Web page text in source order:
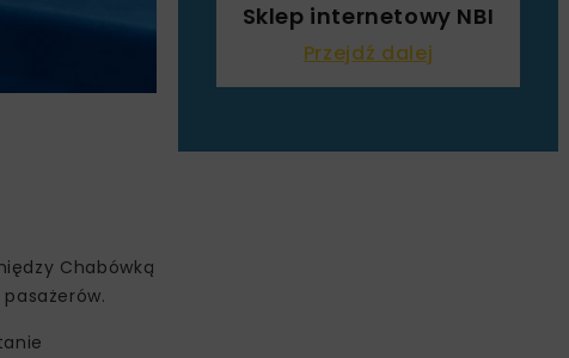
Chabówką
Sklep internetowy NBI
Przejdź dalej